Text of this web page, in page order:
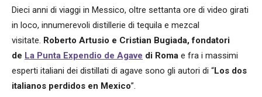
Dieci anni di viaggi in Messico, oltre settanta ore di video girati
in loco, innumerevoli distillerie di tequila e mezcal
visitate. Roberto Artusio e Cristian Bugiada, fondatori
de La Punta Expendio de Agave di Roma e fra i massimi
esperti italiani dei distillati di agave sono gli autori di “Los dos
italianos perdidos en Mexico”.